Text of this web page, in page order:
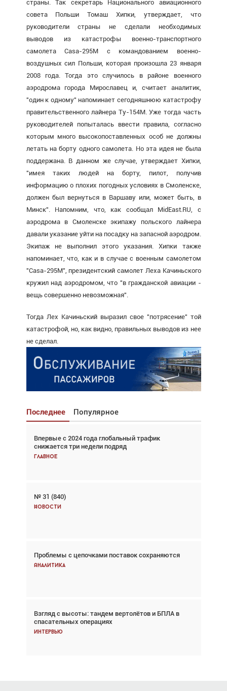
страны. Так секретарь Национального авиационного
совета Польши Томаш Хипки, утверждает, что
руководители страны не сделали необходимых
выводов из катастрофы военно-транспортного
самолета Casa-295М с командованием военно-
воздушных сил Польши, которая произошла 23 января
2008 года. Тогда это случилось в районе военного
аэродрома города Мирославец и, считает аналитик,
"один к одному" напоминает сегодняшнюю катастрофу
правительственного лайнера Ту-154М. Уже тогда часть
руководителей попыталась ввести правила, согласно
которым много высокопоставленных особ не должны
летать на борту одного самолета. Но эта идея не была
поддержана. В данном же случае, утверждает Хипки,
"имея таких людей на борту, пилот, получив
информацию о плохих погодных условиях в Смоленске,
должен был вернуться в Варшаву или, может быть, в
Минск". Напомним, что, как сообщал MidEast.RU, с
аэродрома в Смоленске экипажу польского лайнера
давали указание уйти на посадку на запасной аэродром.
Экипаж не выполнил этого указания. Хипки также
напоминает, что, как и в случае с военным самолетом
"Casa-295М", президентский самолет Леха Качиньского
кружил над аэродромом, что "в гражданской авиации -
вещь совершенно невозможная".
Тогда Лех Качиньский выразил свое "потрясение" той
катастрофой, но, как видно, правильных выводов из нее
не сделал.
Последнее Популярное
Впервые с 2024 года глобальный трафик
снижается три недели подряд
Главное
№ 31 (840)
Новости
Проблемы с цепочками поставок сохраняются
Аналитика
Взгляд с высоты: тандем вертолётов и БПЛА в
спасательных операциях
Интервью
Взгляд с высоты: тандем вертолётов и БПЛА в
спасательных операциях
Главное
Авиационный фотограф Дэйв Кох: «Фотография
говорит сама за себя... а ИИ всё портит»
Впервые с 2024 года глобальный трафик
снижается три недели подряд
Частный самолёт – это актив. Подходите к
покупке соответствующим образом
Интервью